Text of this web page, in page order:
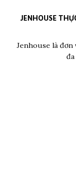
JENHOUSE
Jenhouse là